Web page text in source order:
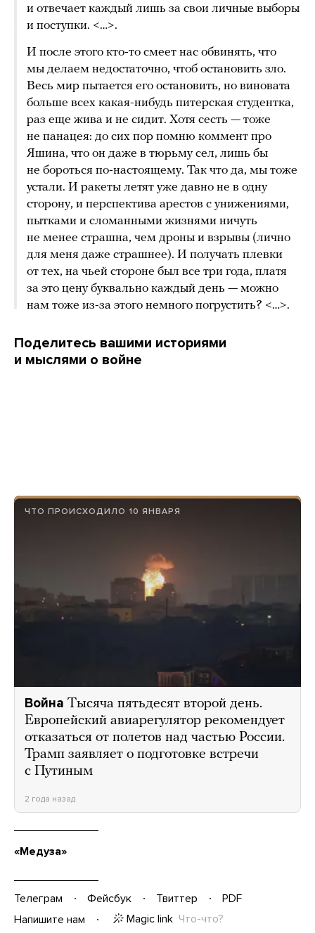
и отвечает каждый лишь за свои личные выборы
и поступки. <…>.
И после этого кто-то смеет нас обвинять, что
мы делаем недостаточно, чтоб остановить зло.
Весь мир пытается его остановить, но виновата
больше всех какая-нибудь питерская студентка,
раз еще жива и не сидит. Хотя сесть — тоже
не панацея: до сих пор помню коммент про
Яшина, что он даже в тюрьму сел, лишь бы
не бороться по-настоящему. Так что да, мы тоже
устали. И ракеты летят уже давно не в одну
сторону, и перспектива арестов с унижениями,
пытками и сломанными жизнями ничуть
не менее страшна, чем дроны и взрывы (лично
для меня даже страшнее). И получать плевки
от тех, на чьей стороне был все три года, платя
за это цену буквально каждый день — можно
нам тоже из-за этого немного погрустить? <…>.
Поделитесь вашими историями
и мыслями о войне
ЧТО ПРОИСХОДИЛО 10 ЯНВАРЯ
Война Тысяча пятьдесят второй день.
Европейский авиарегулятор рекомендует
отказаться от полетов над частью России.
Трамп заявляет о подготовке встречи
с Путиным
2 года назад
«Медуза»
Телеграм Фейсбук Твиттер
PDF
Напишите нам
Magic link Что-что?